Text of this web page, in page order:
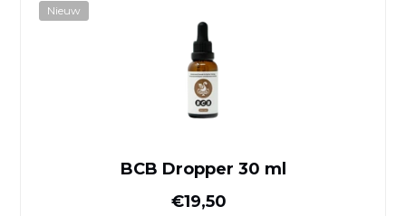
BCB Dropper 30 ml
Normale prijs
€19,50
Nieuw